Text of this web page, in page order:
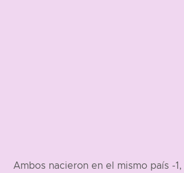
Ambos nacieron en el mismo país -